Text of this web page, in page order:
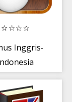
Inggris-